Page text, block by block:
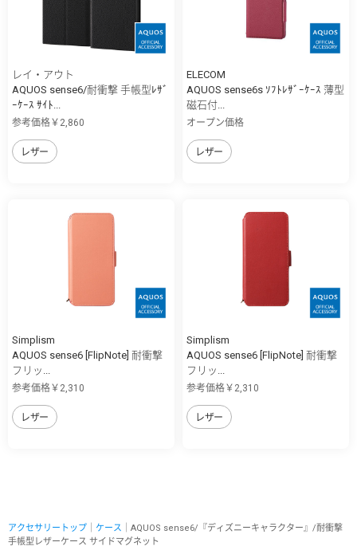
レイ・アウト
AQUOS sense6/耐衝撃 手帳型ﾚｻﾞ
ｰｹｰｽ ｻｲﾄ...
参考価格￥2,860
レザー
ELECOM
AQUOS sense6s ｿﾌﾄﾚｻﾞｰｹｰｽ 薄型
磁石付...
オープン価格
レザー
Simplism
AQUOS sense6 [FlipNote] 耐衝撃
フリッ...
参考価格￥2,310
レザー
Simplism
AQUOS sense6 [FlipNote] 耐衝撃
フリッ...
参考価格￥2,310
レザー
アクセサリートップ ケース ｜AQUOS sense6/『ディズニーキャラクター』/耐衝撃
手帳型レザーケース サイドマグネット